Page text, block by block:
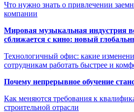
Что нужно знать о привлечении
компании
Мировая музыкальная индустрия
сближается с кино: новый
Технологичный офис: какие
сотрудникам работать быстрее и
Почему непрерывное обучение
Как меняются требования к
строительной отрасли